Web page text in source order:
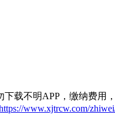
下载不明APP，缴纳费
www.xjtrcw.com/